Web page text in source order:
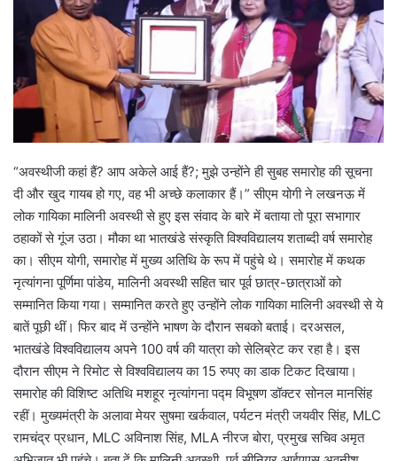
“अवस्थीजी कहां हैं? आप अकेले आई हैं?; मुझे उन्होंने ही सुबह समारोह की सूचना
दी और खुद गायब हो गए, वह भी अच्छे कलाकार हैं।” सीएम योगी ने लखनऊ में
लोक गायिका मालिनी अवस्थी से हुए इस संवाद के बारे में बताया तो पूरा सभागार
ठहाकों से गूंज उठा। मौका था भातखंडे संस्कृति विश्वविद्यालय शताब्दी वर्ष समारोह
का। सीएम योगी, समारोह में मुख्य अतिथि के रूप में पहुंचे थे। समारोह में कथक
नृत्यांगना पूर्णिमा पांडेय, मालिनी अवस्थी सहित चार पूर्व छात्र-छात्राओं को
सम्मानित किया गया। सम्मानित करते हुए उन्होंने लोक गायिका मालिनी अवस्थी से ये
बातें पूछी थीं। फिर बाद में उन्होंने भाषण के दौरान सबको बताई। दरअसल,
भातखंडे विश्वविद्यालय अपने 100 वर्ष की यात्रा को सेलिब्रेट कर रहा है। इस
दौरान सीएम ने रिमोट से विश्वविद्यालय का 15 रुपए का डाक टिकट दिखाया।
समारोह की विशिष्ट अतिथि मशहूर नृत्यांगना पद्म विभूषण डॉक्टर सोनल मानसिंह
रहीं। मुख्यमंत्री के अलावा मेयर सुषमा खर्कवाल, पर्यटन मंत्री जयवीर सिंह, MLC
रामचंद्र प्रधान, MLC अविनाश सिंह, MLA नीरज बोरा, प्रमुख सचिव अमृत